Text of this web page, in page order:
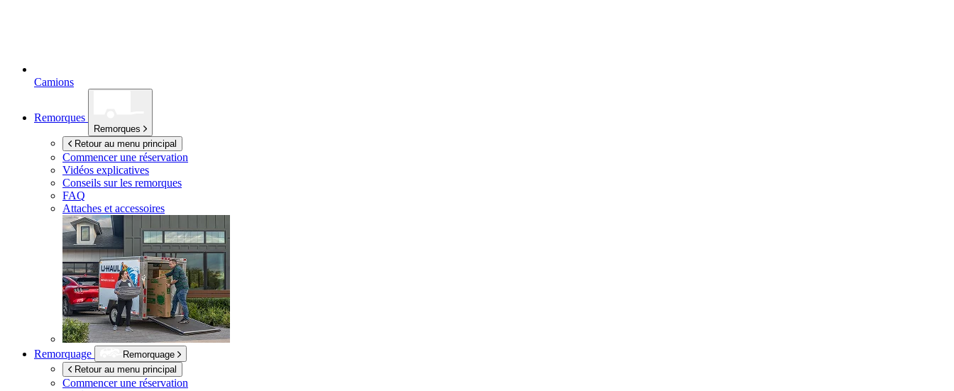
Camions
Remorques
Remorques
Retour au menu principal
Commencer une réservation
Vidéos explicatives
Conseils sur les remorques
FAQ
Attaches et accessoires
Remorquage
Remorquage
Retour au menu principal
Commencer une réservation